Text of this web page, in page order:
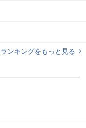
ンキングをもっと見る